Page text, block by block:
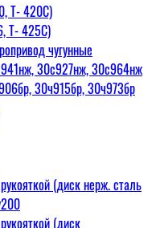
Т- 420С)
Т- 425С)
чугунные
30с927нж, 30с964нж
30ч915бр, 30ч973бр
(диск нерж. сталь
(диск